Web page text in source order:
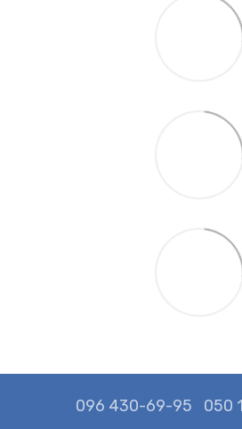
096 430-69-95 050